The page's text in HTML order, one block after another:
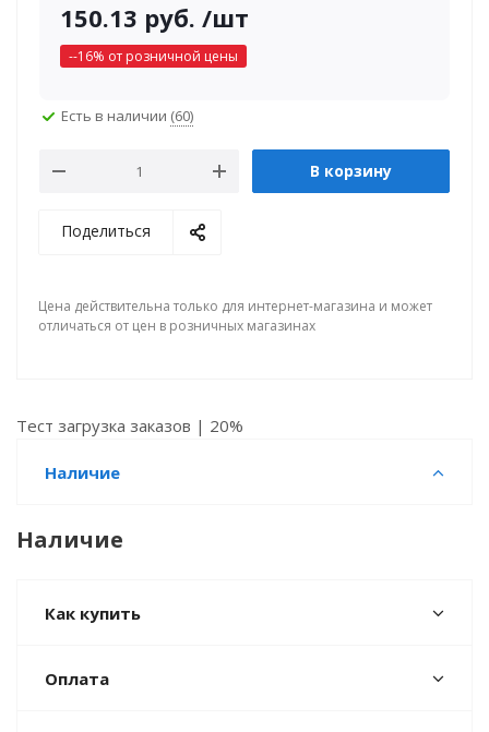
150.13 руб. /шт
--16% от розничной цены
Есть в наличии (60)
В корзину
Поделиться
Цена действительна только для интернет-магазина и может
отличаться от цен в розничных магазинах
Тест загрузка заказов | 20%
Наличие
Наличие
Как купить
Оплата